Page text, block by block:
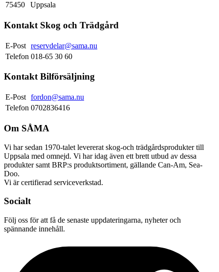
75450
Uppsala
Kontakt Skog och Trädgård
E-Post reservdelar@sama.nu
Telefon 018-65 30 60
Kontakt Bilförsäljning
E-Post fordon@sama.nu
Telefon 0702836416
Om SÅMA
Vi har sedan 1970-talet levererat skog-och trädgårdsprodukter till
Uppsala med omnejd. Vi har idag även ett brett utbud av dessa
produkter samt BRP:s produktsortiment, gällande Can-Am, Sea-
Doo.
Vi är certifierad serviceverkstad.
Socialt
Följ oss för att få de senaste uppdateringarna, nyheter och
spännande innehåll.